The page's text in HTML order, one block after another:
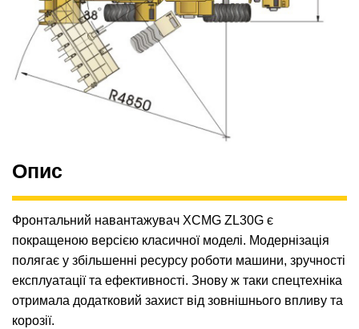
Опис
Фронтальний навантажувач XCMG ZL30G є
покращеною версією класичної моделі. Модернізація
полягає у збільшенні ресурсу роботи машини, зручності
експлуатації та ефективності. Знову ж таки спецтехніка
отримала додатковий захист від зовнішнього впливу та
корозії.